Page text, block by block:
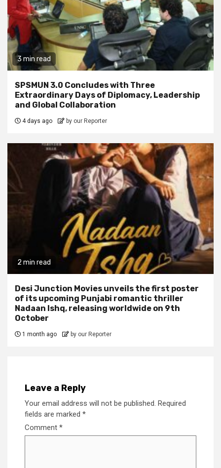
3 min read
SPSMUN 3.0 Concludes with Three
Extraordinary Days of Diplomacy, Leadership
and Global Collaboration
4 days ago by our Reporter
2 min read
Desi Junction Movies unveils the first poster
of its upcoming Punjabi romantic thriller
Nadaan Ishq, releasing worldwide on 9th
October
1 month ago by our Reporter
Leave a Reply
Your email address will not be published. Required
fields are marked *
Comment *